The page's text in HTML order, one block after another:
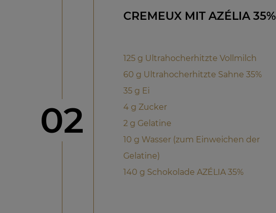
Schritt
02
CREMEUX MIT AZÉLIA 35%
125 g Ultrahocherhitzte Vollmilch
60 g Ultrahocherhitzte Sahne 35%
35 g Ei
4 g Zucker
2 g Gelatine
10 g Wasser (zum Einweichen der
Gelatine)
140 g Schokolade AZÉLIA 35%